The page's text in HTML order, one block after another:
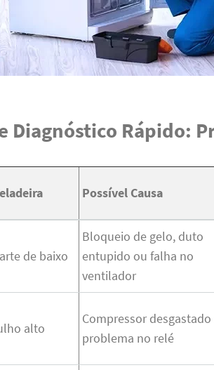
Diagnóstico Rápido:
Possível Causa
de baixo
Bloqueio de gelo, duto
entupido ou falha no
ventilador
alto
Compressor desgastado
problema no relé